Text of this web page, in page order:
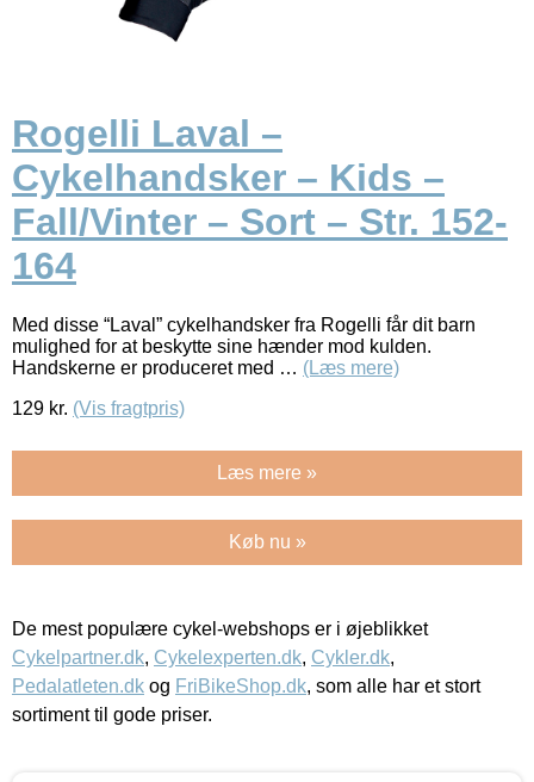
Rogelli Laval –
Cykelhandsker – Kids –
Fall/Vinter – Sort – Str. 152-
164
Med disse “Laval” cykelhandsker fra Rogelli får dit barn
mulighed for at beskytte sine hænder mod kulden.
Handskerne er produceret med … (Læs mere)
129 kr. (Vis fragtpris)
Læs mere »
Køb nu »
De mest populære cykel-webshops er i øjeblikket
Cykelpartner.dk, Cykelexperten.dk, Cykler.dk,
Pedalatleten.dk og FriBikeShop.dk, som alle har et stort
sortiment til gode priser.